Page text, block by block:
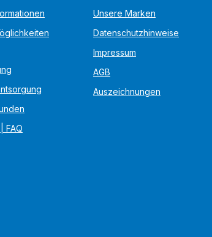
FAQ
Unsere Marken
Datenschutzhinweise
Impressum
AGB
Auszeichnungen